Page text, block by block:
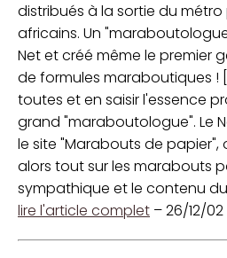
distribués à la sortie du
africains. Un
Net et créé même le premier
de formules maraboutiques !
toutes et en saisir l'essence
grand "maraboutologue". Le
le site "Marabouts de
alors tout sur les marabouts
sympathique et le contenu du
lire l'article complet – 26/12/